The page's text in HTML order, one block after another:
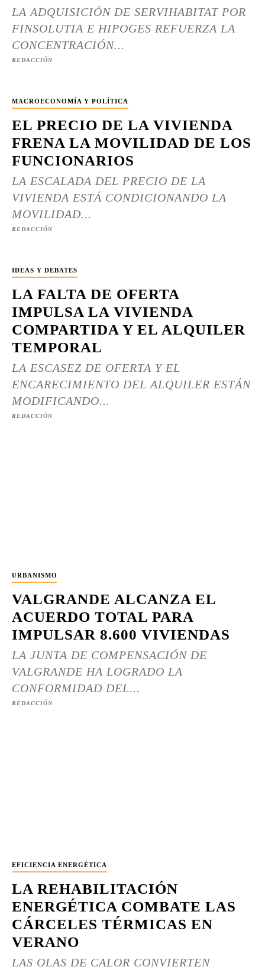
LA ADQUISICIÓN DE SERVIHABITAT POR
FINSOLUTIA E HIPOGES REFUERZA LA
CONCENTRACIÓN...
REDACCIÓN
MACROECONOMÍA Y POLÍTICA
EL PRECIO DE LA VIVIENDA
FRENA LA MOVILIDAD DE LOS
FUNCIONARIOS
LA ESCALADA DEL PRECIO DE LA
VIVIENDA ESTÁ CONDICIONANDO LA
MOVILIDAD...
REDACCIÓN
IDEAS Y DEBATES
LA FALTA DE OFERTA
IMPULSA LA VIVIENDA
COMPARTIDA Y EL ALQUILER
TEMPORAL
LA ESCASEZ DE OFERTA Y EL
ENCARECIMIENTO DEL ALQUILER ESTÁN
MODIFICANDO...
REDACCIÓN
URBANISMO
VALGRANDE ALCANZA EL
ACUERDO TOTAL PARA
IMPULSAR 8.600 VIVIENDAS
LA JUNTA DE COMPENSACIÓN DE
VALGRANDE HA LOGRADO LA
CONFORMIDAD DEL...
REDACCIÓN
EFICIENCIA ENERGÉTICA
LA REHABILITACIÓN
ENERGÉTICA COMBATE LAS
CÁRCELES TÉRMICAS EN
VERANO
LAS OLAS DE CALOR CONVIERTEN